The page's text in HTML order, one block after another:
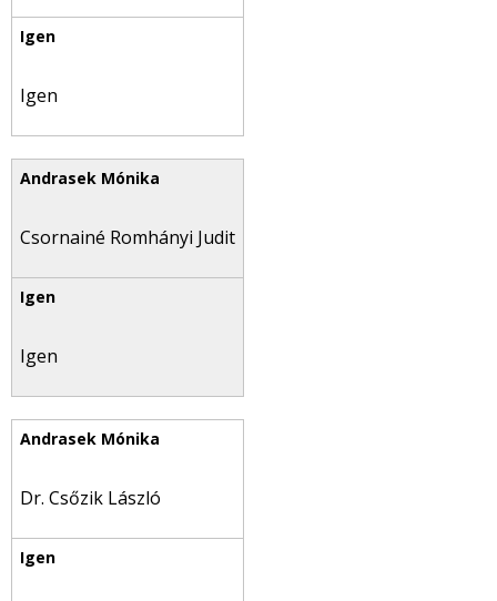
Igen
Csornainé Romhányi Judit
Igen
Dr. Csőzik László